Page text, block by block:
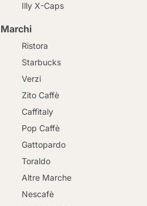
Illy X-Caps
Marchi
Ristora
Starbucks
Verzi
Zito Caffè
Caffitaly
Pop Caffè
Gattopardo
Toraldo
Altre Marche
Nescafè